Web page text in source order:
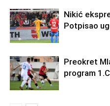
Nikić
Potpisao
Preokret
program